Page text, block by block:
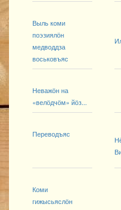
Выль коми
поэзиялӧн
медводдза
воськовъяс
Неважӧн на
«велӧдчӧм» йӧз...
Переводъяс
Коми
гижысьяслӧн